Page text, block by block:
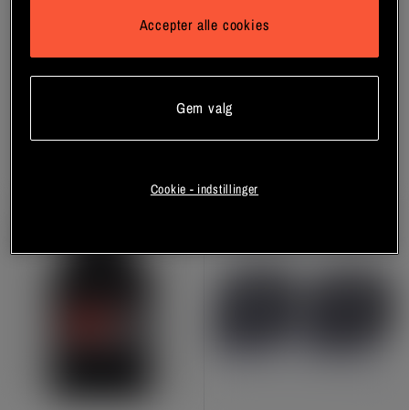
Håndledsbind 30 cm Sort-hvid
C.P. Sports
Wrist Wraps Basic,
Gorilla Wear Gear
Bliv medlem
Accepter alle cookies
Gem valg
Cookie - indstillinger